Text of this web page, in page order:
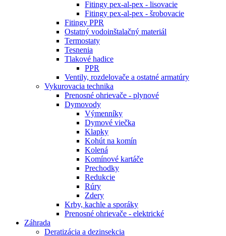
Fitingy pex-al-pex - lisovacie
Fitingy pex-al-pex - šrobovacie
Fitingy PPR
Ostatný vodoinštalačný materiál
Termostaty
Tesnenia
Tlakové hadice
PPR
Ventily, rozdelovače a ostatné armatúry
Vykurovacia technika
Prenosné ohrievače - plynové
Dymovody
Výmenníky
Dymové viečka
Klapky
Kohút na komín
Kolená
Komínové kartáče
Prechodky
Redukcie
Rúry
Zdery
Krby, kachle a sporáky
Prenosné ohrievače - elektrické
Záhrada
Deratizácia a dezinsekcia